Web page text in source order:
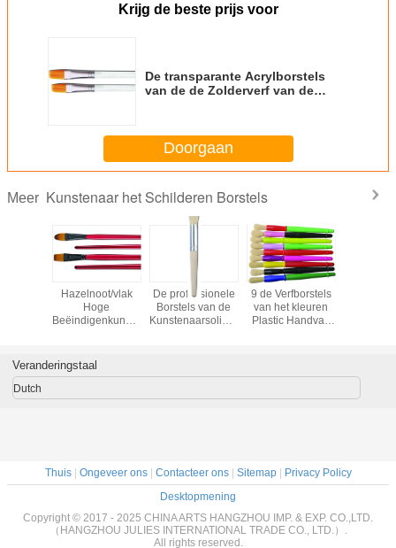
Krijg de beste prijs voor
De transparante Acrylborstels
van de de Zolderverf van de
voor Fijn Detail
Doorgaan
Meer Kunstenaar het Schilderen Borstels
van
Hazelnoot/vlak
Hoge
Beëindigenkunstenaar
Koper -
Geplateerde
De professionele
Borstels van de
Kunstenaarsolieverf,
Varkenshaarverf
9 de Verfborstels
van het kleuren
Plastic Handvat,
Vastgestelde OEM
Waterverfverf
Veranderingstaal
Dutch
Thuis| Ongeveer ons| Contacteer ons| Sitemap| Privacy Policy
Desktopmening
Copyright © 2017 - 2025 CHINA ARTS HANGZHOU IMP. & EXP. CO.,LTD.
（HANGZHOU JULIES INTERNATIONAL TRADE CO., LTD.）.
All rights reserved.